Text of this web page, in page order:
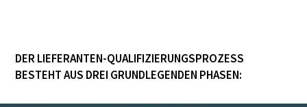
DER LIEFERANTEN-QUALIFIZIERUNGSPROZESS
BESTEHT AUS DREI GRUNDLEGENDEN PHASEN: